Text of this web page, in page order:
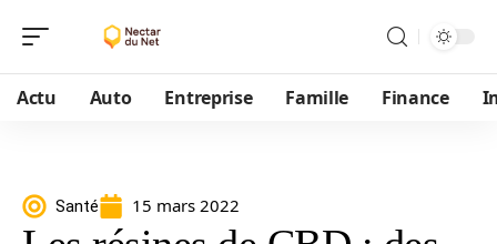
Actu Auto Entreprise Famille Finance
Santé 15 mars 2022